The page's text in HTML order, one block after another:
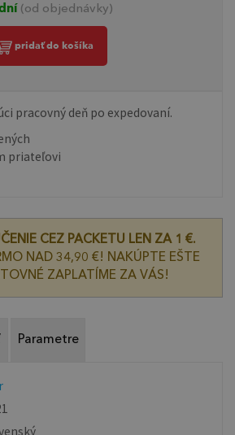
(od objednávky)
pridať do košíka
pracovný deň po expedovaní.
priateľovi
CEZ PACKETU LEN ZA 1 €.
NAD 34,90 €! NAKÚPTE EŠTE
ZAPLATÍME ZA VÁS!
Parametre